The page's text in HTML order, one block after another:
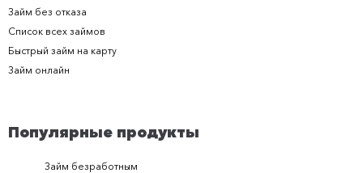
Займ без отказа
Список всех займов
Быстрый займ на карту
Займ онлайн
Популярные продукты
Займ безработным